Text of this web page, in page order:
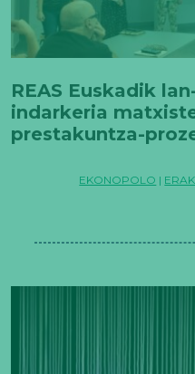
REAS Euskadik
indarkeria
prestakuntza-
EKONOPOLO |